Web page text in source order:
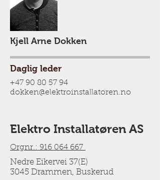
Kjell Arne Dokken
Daglig leder
+47 90 80 57 94
dokken@elektroinstallatoren.no
Elektro Installatøren AS
Orgnr.: 916 064 667
Nedre Eikervei 37(E)
3045 Drammen, Buskerud